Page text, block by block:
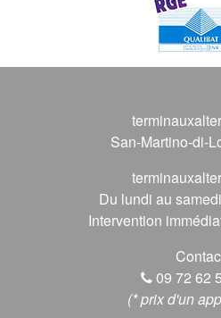
San-Martino-di-
Du lundi au
Intervention
09 72 62
(* prix d'un